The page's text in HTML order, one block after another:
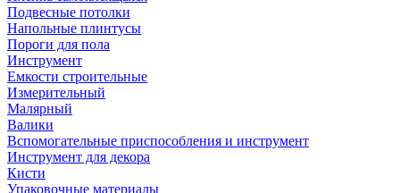
Подвесные потолки
Напольные плинтусы
Пороги для пола
Инструмент
Емкости строительные
Измерительный
Малярный
Валики
Вспомогательные приспособления и инструмент
Инструмент для декора
Кисти
Упаковочные материалы